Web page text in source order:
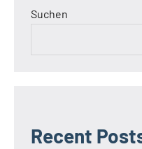
Suchen
Recent